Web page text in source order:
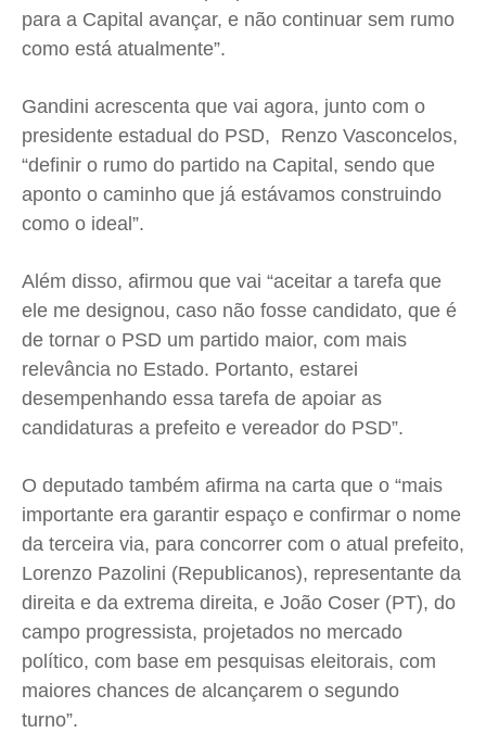
para a Capital avançar, e não continuar sem rumo
como está atualmente”.
Gandini acrescenta que vai agora, junto com o
presidente estadual do PSD, Renzo Vasconcelos,
“definir o rumo do partido na Capital, sendo que
aponto o caminho que já estávamos construindo
como o ideal”.
Além disso, afirmou que vai “aceitar a tarefa que
ele me designou, caso não fosse candidato, que é
de tornar o PSD um partido maior, com mais
relevância no Estado. Portanto, estarei
desempenhando essa tarefa de apoiar as
candidaturas a prefeito e vereador do PSD”.
O deputado também afirma na carta que o “mais
importante era garantir espaço e confirmar o nome
da terceira via, para concorrer com o atual prefeito,
Lorenzo Pazolini (Republicanos), representante da
direita e da extrema direita, e João Coser (PT), do
campo progressista, projetados no mercado
político, com base em pesquisas eleitorais, com
maiores chances de alcançarem o segundo
turno”.